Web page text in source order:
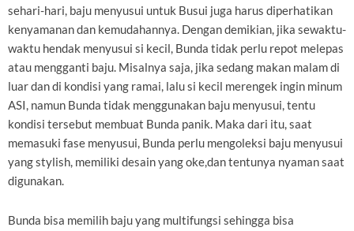
sehari-hari, baju menyusui untuk Busui juga harus diperhatikan
kenyamanan dan kemudahannya. Dengan demikian, jika sewaktu-
waktu hendak menyusui si kecil, Bunda tidak perlu repot melepas
atau mengganti baju. Misalnya saja, jika sedang makan malam di
luar dan di kondisi yang ramai, lalu si kecil merengek ingin minum
ASI, namun Bunda tidak menggunakan baju menyusui, tentu
kondisi tersebut membuat Bunda panik. Maka dari itu, saat
memasuki fase menyusui, Bunda perlu mengoleksi baju menyusui
yang stylish, memiliki desain yang oke,dan tentunya nyaman saat
digunakan.
Bunda bisa memilih baju yang multifungsi sehingga bisa